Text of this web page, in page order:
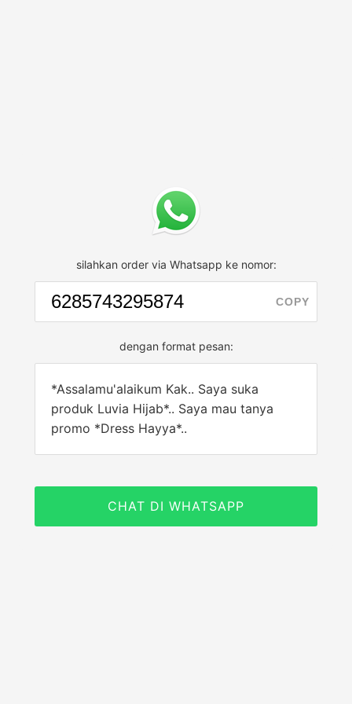
silahkan order via Whatsapp ke nomor:
COPY
dengan format pesan:
*Assalamu'alaikum Kak.. Saya suka
produk Luvia Hijab*.. Saya mau tanya
promo *Dress Hayya*..
CHAT DI WHATSAPP